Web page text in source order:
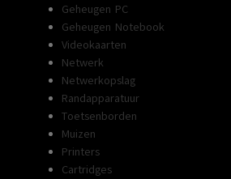
Geheugen PC
Geheugen Notebook
Videokaarten
Netwerk
Netwerkopslag
Randapparatuur
Toetsenborden
Muizen
Printers
Cartridges